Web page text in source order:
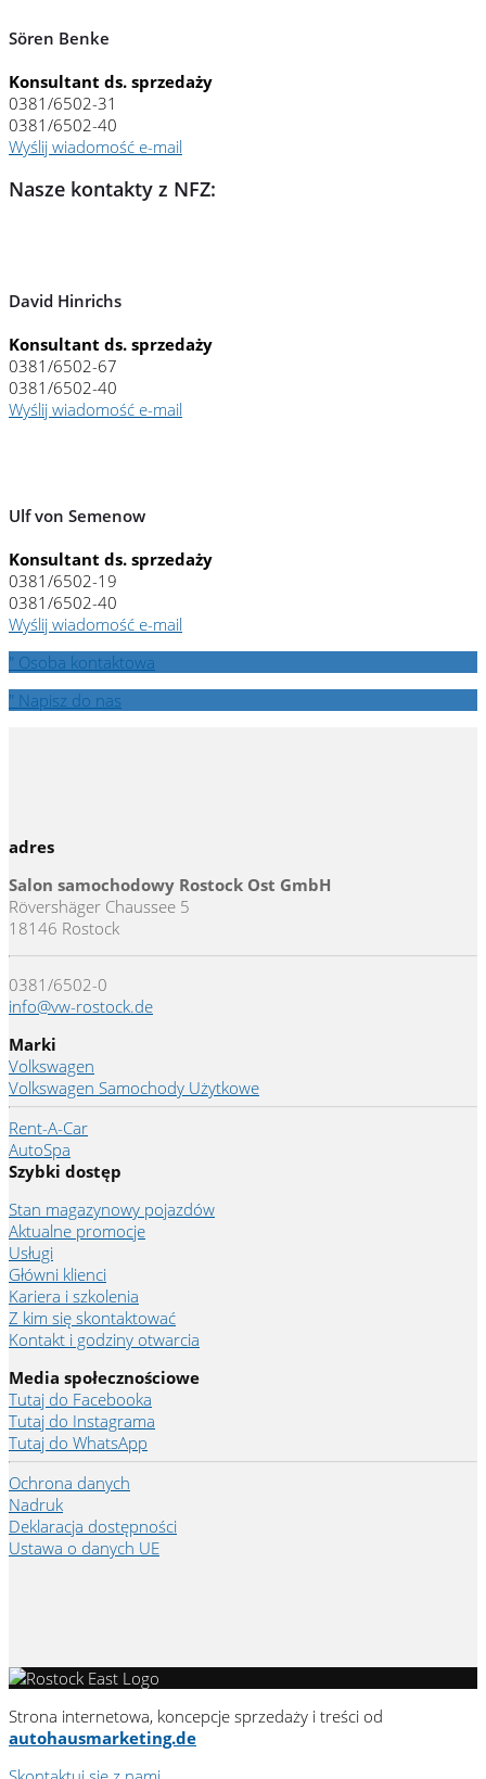
Sören Benke
Konsultant ds. sprzedaży
0381/6502-31
0381/6502-40
Wyślij wiadomość e-mail
Nasze kontakty z NFZ:
David Hinrichs
Konsultant ds. sprzedaży
0381/6502-67
0381/6502-40
Wyślij wiadomość e-mail
Ulf von Semenow
Konsultant ds. sprzedaży
0381/6502-19
0381/6502-40
Wyślij wiadomość e-mail
" Osoba kontaktowa
" Napisz do nas
adres
Salon samochodowy Rostock Ost GmbH
Rövershäger Chaussee 5
18146 Rostock
0381/6502-0
info@vw-rostock.de
Marki
Volkswagen
Volkswagen Samochody Użytkowe
Rent-A-Car
AutoSpa
Szybki dostęp
Stan magazynowy pojazdów
Aktualne promocje
Usługi
Główni klienci
Kariera i szkolenia
Z kim się skontaktować
Kontakt i godziny otwarcia
Media społecznościowe
Tutaj do Facebooka
Tutaj do Instagrama
Tutaj do WhatsApp
Ochrona danych
Nadruk
Deklaracja dostępności
Ustawa o danych UE
Strona internetowa, koncepcje sprzedaży i treści od
autohausmarketing.de